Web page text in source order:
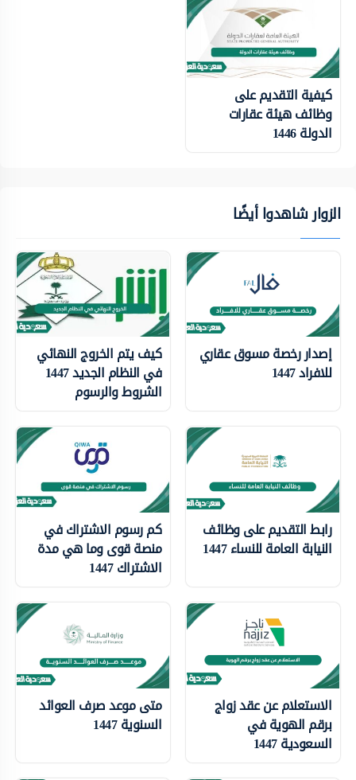
كيفية التقديم على
وظائف هيئة عقارات
الدولة 1446
الزوار شاهدوا أيضًا
إصدار رخصة مسوق عقاري
للافراد 1447
كيف يتم الخروج النهائي
في النظام الجديد 1447
الشروط والرسوم
رابط التقديم على وظائف
النيابة العامة للنساء 1447
كم رسوم الاشتراك في
منصة قوى وما هي مدة
الاشتراك 1447
الاستعلام عن عقد زواج
برقم الهوية في
السعودية 1447
متى موعد صرف العوائد
السنوية 1447